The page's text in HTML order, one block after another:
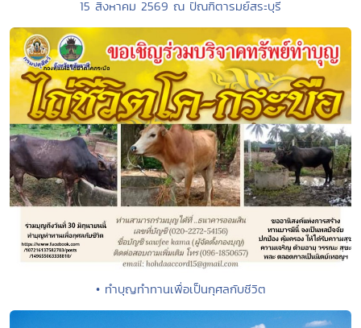
15 สิงหาคม 2569 ณ ปัณฑิตารมย์สระบุรี
• ทำบุญทำทานเพื่อเป็นกุศลกับชีวิต